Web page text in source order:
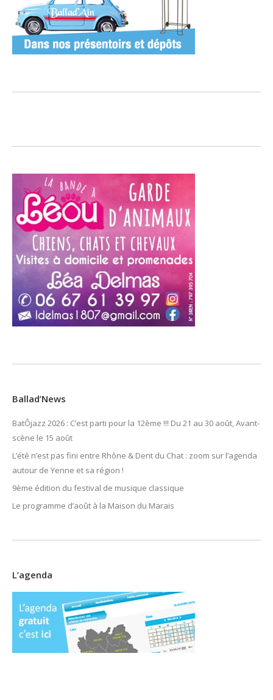
Ballad’News
BatÔjazz 2026 : C’est parti pour la 12ème !!! Du 21 au 30 août, Avant-
scène le 15 août
L’été n’est pas fini entre Rhône & Dent du Chat : zoom sur l’agenda
autour de Yenne et sa région !
9ème édition du festival de musique classique
Le programme d’août à la Maison du Marais
L’agenda